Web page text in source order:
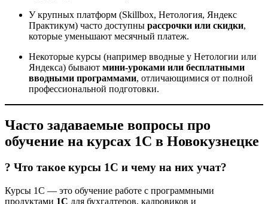
У крупных платформ (Skillbox, Нетология, Яндекс
Практикум) часто доступны рассрочки или скидки,
которые уменьшают месячный платеж.
Некоторые курсы (например вводные у Нетологии или
Яндекса) бывают мини-уроками или бесплатными
вводными программами, отличающимися от полной
профессиональной подготовки.
Часто задаваемые вопросы про
обучение на курсах 1С в Новокузнецке
? Что такое курсы 1С и чему на них учат?
Курсы 1С — это обучение работе с программными
продуктами 1С для бухгалтеров, кадровиков и